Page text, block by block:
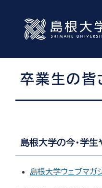
卒業生の皆
島根大学の今・学
島根大学ウェブマガ